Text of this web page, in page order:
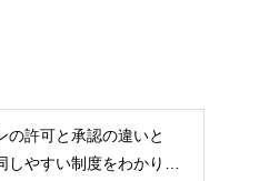
の許可と承認の違いと
しやすい制度をわかりや